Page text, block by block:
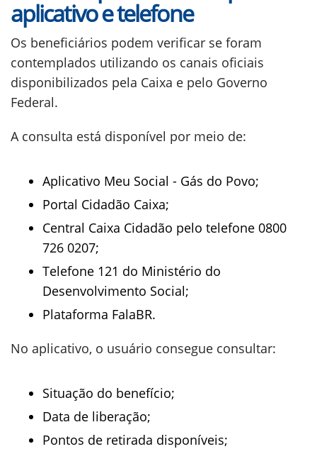
aplicativo e telefone
Os beneficiários podem verificar se foram
contemplados utilizando os canais oficiais
disponibilizados pela Caixa e pelo Governo
Federal.
A consulta está disponível por meio de:
Aplicativo Meu Social - Gás do Povo;
Portal Cidadão Caixa;
Central Caixa Cidadão pelo telefone 0800
726 0207;
Telefone 121 do Ministério do
Desenvolvimento Social;
Plataforma FalaBR.
No aplicativo, o usuário consegue consultar:
Situação do benefício;
Data de liberação;
Pontos de retirada disponíveis;